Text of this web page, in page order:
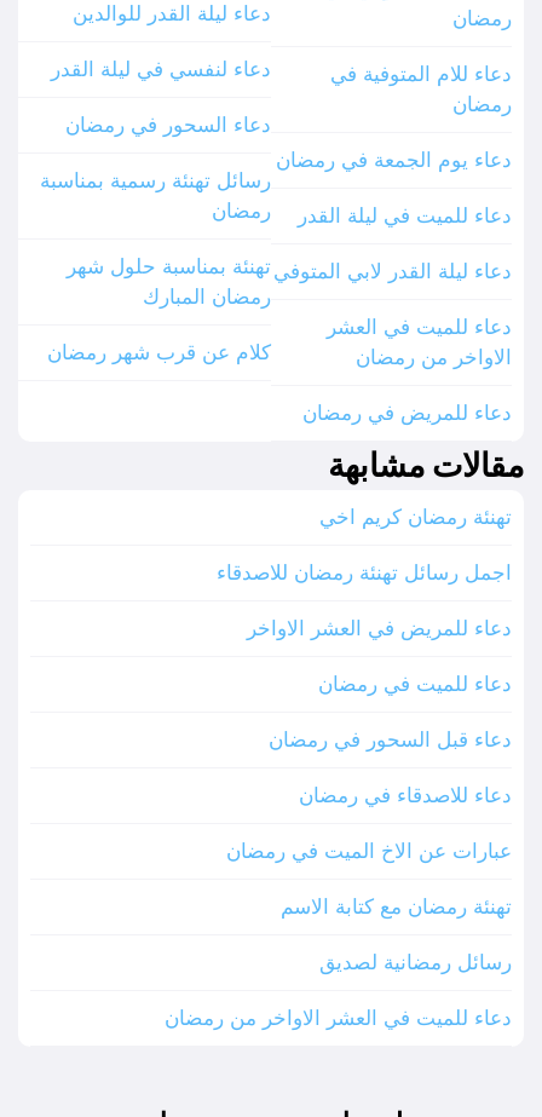
رمضان
دعاء للام المتوفية في
رمضان
دعاء يوم الجمعة في رمضان
دعاء للميت في ليلة القدر
دعاء ليلة القدر لابي المتوفي
دعاء للميت في العشر
الاواخر من رمضان
دعاء للمريض في رمضان
دعاء ليلة القدر للوالدين
دعاء لنفسي في ليلة القدر
دعاء السحور في رمضان
رسائل تهنئة رسمية بمناسبة
رمضان
تهنئة بمناسبة حلول شهر
رمضان المبارك
كلام عن قرب شهر رمضان
مقالات مشابهة
تهنئة رمضان كريم اخي
اجمل رسائل تهنئة رمضان للاصدقاء
دعاء للمريض في العشر الاواخر
دعاء للميت في رمضان
دعاء قبل السحور في رمضان
دعاء للاصدقاء في رمضان
عبارات عن الاخ الميت في رمضان
تهنئة رمضان مع كتابة الاسم
رسائل رمضانية لصديق
دعاء للميت في العشر الاواخر من رمضان